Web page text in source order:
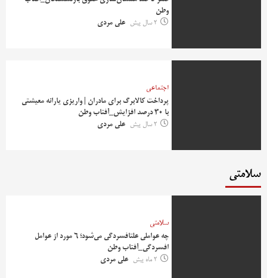
وطن
2 سال پیش
علی مردی
اجتماعی
پرداخت کالابرگ برای مادران | واریزی یارانه معیشتی
با 30 درصد افزایش_آفتاب وطن
2 سال پیش
علی مردی
سلامتی
سلامتی
چه عواملی علتافسردگی می‌شود؛ ۶ مورد از عوامل
افسردگی_آفتاب وطن
2 ماه پیش
علی مردی